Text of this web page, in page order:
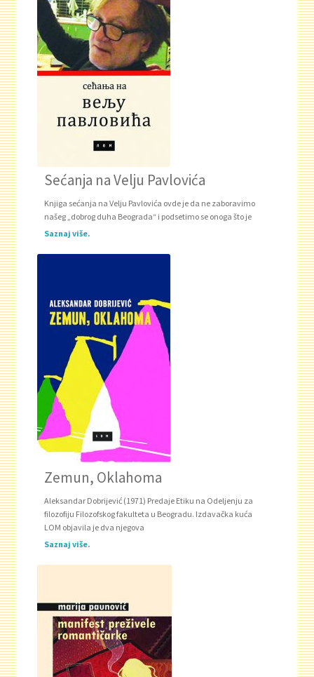
Sećanja na Velju Pavlovića
Knjiga sećanja na Velju Pavlovića ovde je da ne zaboravimo
našeg „dobrog duha Beograda“ i podsetimo se onoga što je
Saznaj više.
Zemun, Oklahoma
Aleksandar Dobrijević (1971) Predaje Etiku na Odeljenju za
filozofiju Filozofskog fakulteta u Beogradu. Izdavačka kuća
LOM objavila je dva njegova
Saznaj više.